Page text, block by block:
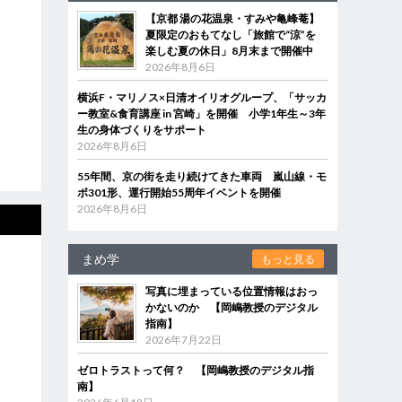
【京都 湯の花温泉・すみや亀峰菴】
夏限定のおもてなし「旅館で“涼”を
楽しむ夏の休日」8月末まで開催中
2026年8月6日
横浜F・マリノス×日清オイリオグループ、「サッカ
ー教室&食育講座 in 宮崎」を開催 小学1年生～3年
生の身体づくりをサポート
2026年8月6日
55年間、京の街を走り続けてきた車両 嵐山線・モ
ボ301形、運行開始55周年イベントを開催
2026年8月6日
まめ学 もっと見る
写真に埋まっている位置情報はおっ
かないのか 【岡嶋教授のデジタル
指南】
2026年7月22日
ゼロトラストって何？ 【岡嶋教授のデジタル指
南】